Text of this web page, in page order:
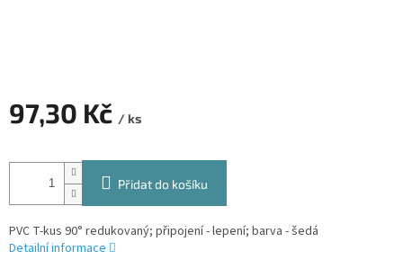
97,30 Kč / ks
cena:
Přidat do košíku
PVC T-kus 90° redukovaný; připojení - lepení; barva - šedá
Detailní informace